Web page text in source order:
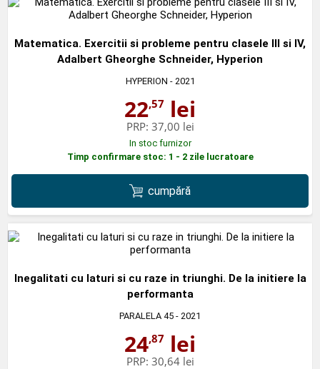
Matematica. Exercitii si probleme pentru clasele III si IV,
Adalbert Gheorghe Schneider, Hyperion
HYPERION - 2021
22,57 lei
PRP: 37,00 lei
In stoc furnizor
Timp confirmare stoc: 1 - 2 zile lucratoare
cumpără
Inegalitati cu laturi si cu raze in triunghi. De la initiere la
performanta
PARALELA 45 - 2021
24,87 lei
PRP: 30,64 lei